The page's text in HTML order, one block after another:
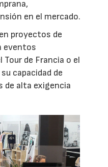
en el mercado.
proyectos de
eventos
de Francia o el
capacidad de
de alta exigencia